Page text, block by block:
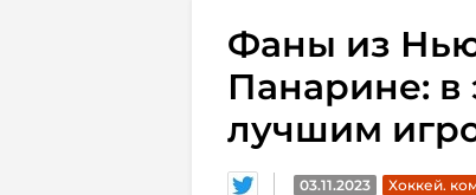
Фаны из
Панарине: в
лучшим
03.11.2023 Хоккей.